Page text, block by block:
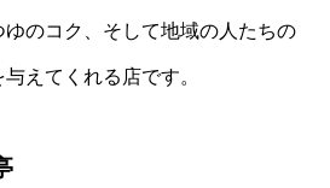
のコク、そして地域の人たちの
えてくれる店です。